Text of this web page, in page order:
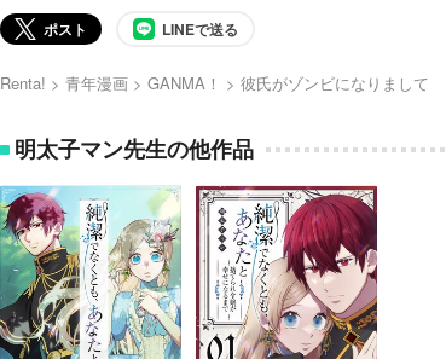
ポスト LINEで送る
Renta! 青年漫画 GANMA！ 彼氏がゾンビになりまして
明太子マン先生の他作品